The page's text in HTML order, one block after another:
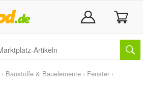
› Baustoffe & Bauelemente › Fenster ›